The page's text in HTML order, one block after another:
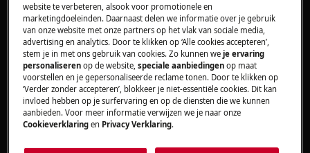
Koelkast
Koel/vriescombinatie
Vriezer
Oplossing:
1. Neem contact op met onze erkende
servicedienst.
website te verbeteren, alsook voor promotionele en
marketingdoeleinden. Daarnaast delen we informatie over je gebruik
van onze website met onze partners op het vlak van sociale media,
advertising en analytics. Door te klikken op ‘Alle cookies accepteren’,
stem je in met ons gebruik van cookies. Zo kunnen weje ervaring
personaliseren op de website,speciale aanbiedingen op maat
voorstellen en je gepersonaliseerde reclame tonen. Door te klikken op
‘Verder zonder accepteren’, blokkeer je niet-essentiële cookies. Dit kan
invloed hebben op je surfervaring en op de diensten die we kunnen
aanbieden. Voor meer informatie verwijzen we je naar onze
Cookieverklaring en Privacy Verklaring.